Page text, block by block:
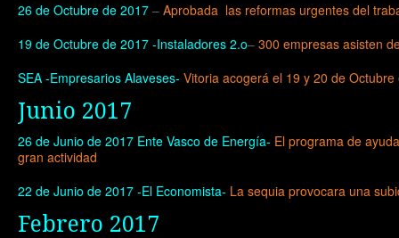
26 de Octubre de 2017 – Aprobada las reformas urgentes del
19 de Octubre de 2017 -Instaladores 2.o– 300 empresas asisten
SEA -Empresarios Alaveses- Vitoria acogerá el 19 y 20 de
Junio 2017
26 de Junio de 2017 Ente Vasco de Energía- El programa de
gran actividad
22 de Junio de 2017 -El Economista- La sequia provocara una
Febrero 2017